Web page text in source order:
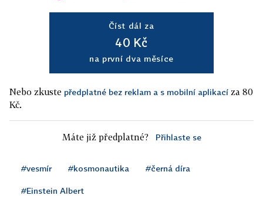
Číst dál za
40 Kč
na první dva měsíce
Nebo zkuste předplatné bez reklam a s mobilní aplikací za 80
Kč.
Máte již předplatné? Přihlaste se
#vesmír #kosmonautika #černá díra
#Einstein Albert